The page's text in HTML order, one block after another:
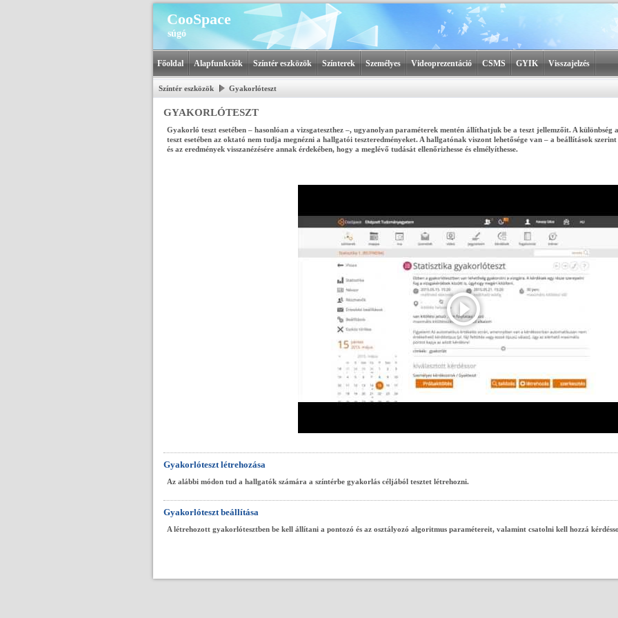
CooSpace
súgó
Főoldal Alapfunkciók Színtér eszközök Színterek Személyes Videoprezentáció CSMS GYIK Visszajelzés
Színtér eszközök Gyakorlóteszt
GYAKORLÓTESZT
Gyakorló teszt esetében – hasonlóan a vizsgateszthez –, ugyanolyan paraméterek mentén állíthatjuk be a teszt jellemzőit. A
teszt esetében az oktató nem tudja megnézni a hallgatói teszteredményeket. A hallgatónak viszont lehetősége van – a beállítások
és az eredmények visszanézésére annak érdekében, hogy a meglévő tudását ellenőrizhesse és elmélyíthesse.
Gyakorlóteszt létrehozása
Az alábbi módon tud a hallgatók számára a színtérbe gyakorlás céljából tesztet létrehozni.
Gyakorlóteszt beállítása
A létrehozott gyakorlótesztben be kell állítani a pontozó és az osztályozó algoritmus paramétereit, valamint csatolni kell hozzá